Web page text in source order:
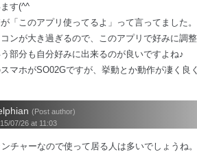
す(^^
「このアプリ使ってるよ」って言ってました。
ンが大き過ぎるので、このアプリで好みに調
部分も自分好みに出来るのが良いですよね♪
マホがSO02Gですが、挙動とか動作が凄く良
(Post author)
07/26 at 11:03
チャーなので使って居る人は多いでしょうね。